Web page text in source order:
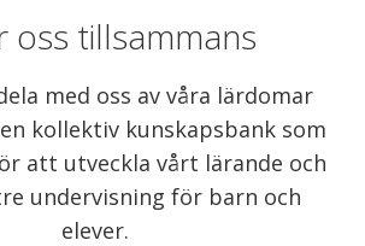
oss tillsammans
med oss av våra lärdomar
kollektiv kunskapsbank som
att utveckla vårt lärande och
undervisning för barn och
elever.